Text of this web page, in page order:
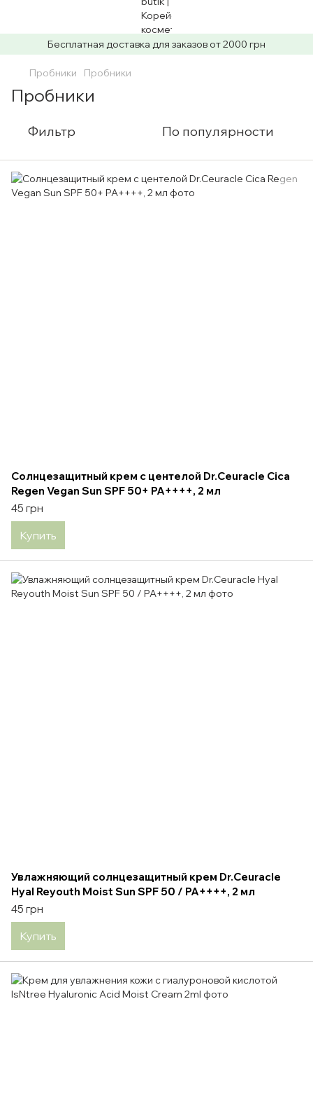
Бесплатная доставка для заказов от 2000 грн
Пробники Пробники
Пробники
Фильтр По популярности
Солнцезащитный крем с центелой Dr.Ceuracle Сica
Regen Vegan Sun SPF 50+ PA++++, 2 мл
45 грн
Купить
Увлажняющий солнцезащитный крем Dr.Ceuracle
Hyal Reyouth Moist Sun SPF 50 / PA++++, 2 мл
45 грн
Купить